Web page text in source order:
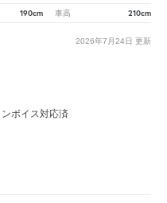
190cm 車高 210cm
2026年7月24日 更新
ボイス対応済